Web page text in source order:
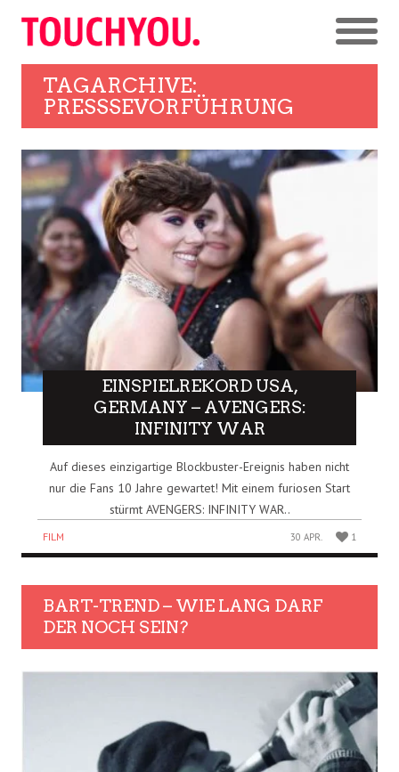
TAGARCHIVE:
PRESSSEVORFÜHRUNG
EINSPIELREKORD USA,
GERMANY – AVENGERS:
INFINITY WAR
Auf dieses einzigartige Blockbuster-Ereignis haben nicht
nur die Fans 10 Jahre gewartet! Mit einem furiosen Start
stürmt AVENGERS: INFINITY WAR..
FILM 30 APR. 1
BART-TREND – WIE LANG DARF
DER NOCH SEIN?